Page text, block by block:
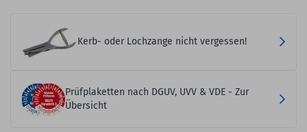
Kerb- oder Lochzange nicht vergessen!
Prüfplaketten nach DGUV, UVV & VDE - Zur
Übersicht